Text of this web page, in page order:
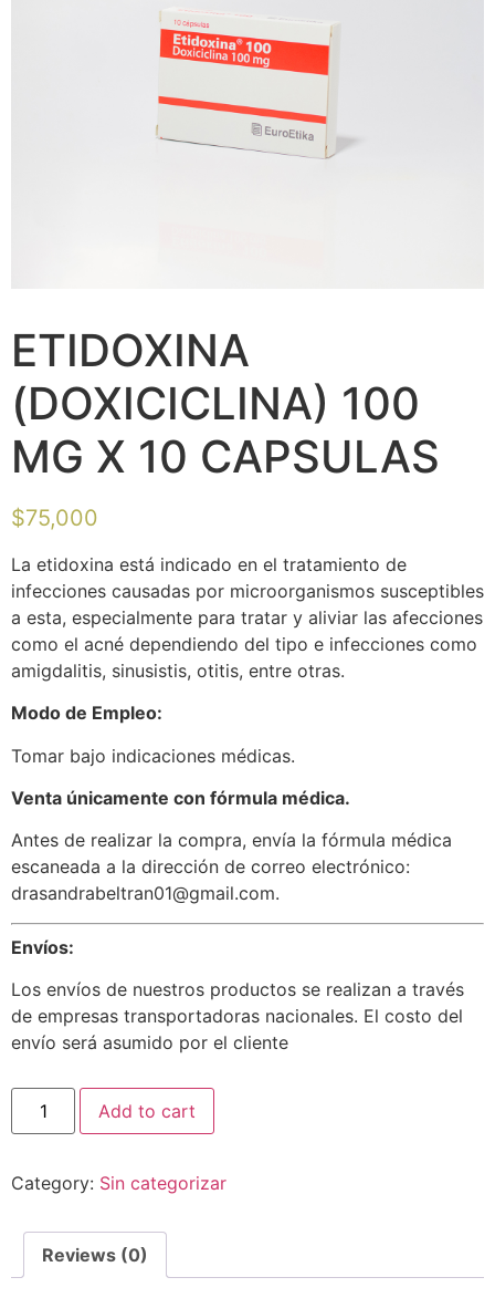
ETIDOXINA
(DOXICICLINA) 100
MG X 10 CAPSULAS
$75,000
La etidoxina está indicado en el tratamiento de
infecciones causadas por microorganismos susceptibles
a esta, especialmente para tratar y aliviar las afecciones
como el acné dependiendo del tipo e infecciones como
amigdalitis, sinusistis, otitis, entre otras.
Modo de Empleo:
Tomar bajo indicaciones médicas.
Venta únicamente con fórmula médica.
Antes de realizar la compra, envía la fórmula médica
escaneada a la dirección de correo electrónico:
drasandrabeltran01@gmail.com.
Envíos:
Los envíos de nuestros productos se realizan a través
de empresas transportadoras nacionales. El costo del
envío será asumido por el cliente
Add to cart
Category: Sin categorizar
Reviews (0)